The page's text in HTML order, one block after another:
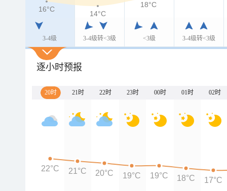
3-4级 3-4级转<3级 <3级 3-4级转<3级
16°C
14°C
18°C
逐小时预报
20时 21时 22时 23时 00时 01时 02时
22°C 21°C 20°C 19°C 19°C 18°C 17°C